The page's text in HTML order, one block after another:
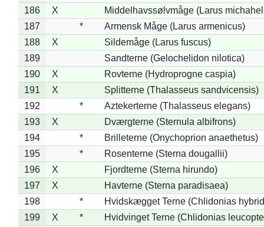
186
X
Middelhavssølvmåge (Larus
187
*
Armensk Måge (Larus armenicus)
188
X
Sildemåge (Larus fuscus)
189
Sandterne (Gelochelidon nilotica)
190
X
Rovterne (Hydroprogne caspia)
191
X
Splitterne (Thalasseus sandvicensis)
192
*
Aztekerterne (Thalasseus elegans)
193
X
Dværgterne (Sternula albifrons)
194
*
Brilleterne (Onychoprion anaethetus)
195
*
Rosenterne (Sterna dougallii)
196
X
Fjordterne (Sterna hirundo)
197
X
Havterne (Sterna paradisaea)
198
*
Hvidskægget Terne (Chlidonias
199
X *
Hvidvinget Terne (Chlidonias